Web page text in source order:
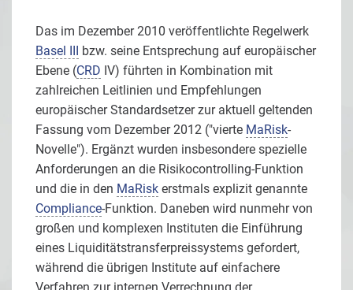
Das im Dezember 2010 veröffentlichte Regelwerk
Basel III bzw. seine Entsprechung auf europäischer
Ebene (CRD IV) führten in Kombination mit
zahlreichen Leitlinien und Empfehlungen
europäischer Standardsetzer zur aktuell geltenden
Fassung vom Dezember 2012 ("vierte MaRisk-
Novelle"). Ergänzt wurden insbesondere spezielle
Anforderungen an die Risikocontrolling-Funktion
und die in den MaRisk erstmals explizit genannte
Compliance-Funktion. Daneben wird nunmehr von
großen und komplexen Instituten die Einführung
eines Liquiditätstransferpreissystems gefordert,
während die übrigen Institute auf einfachere
Verfahren zur internen Verrechnung der